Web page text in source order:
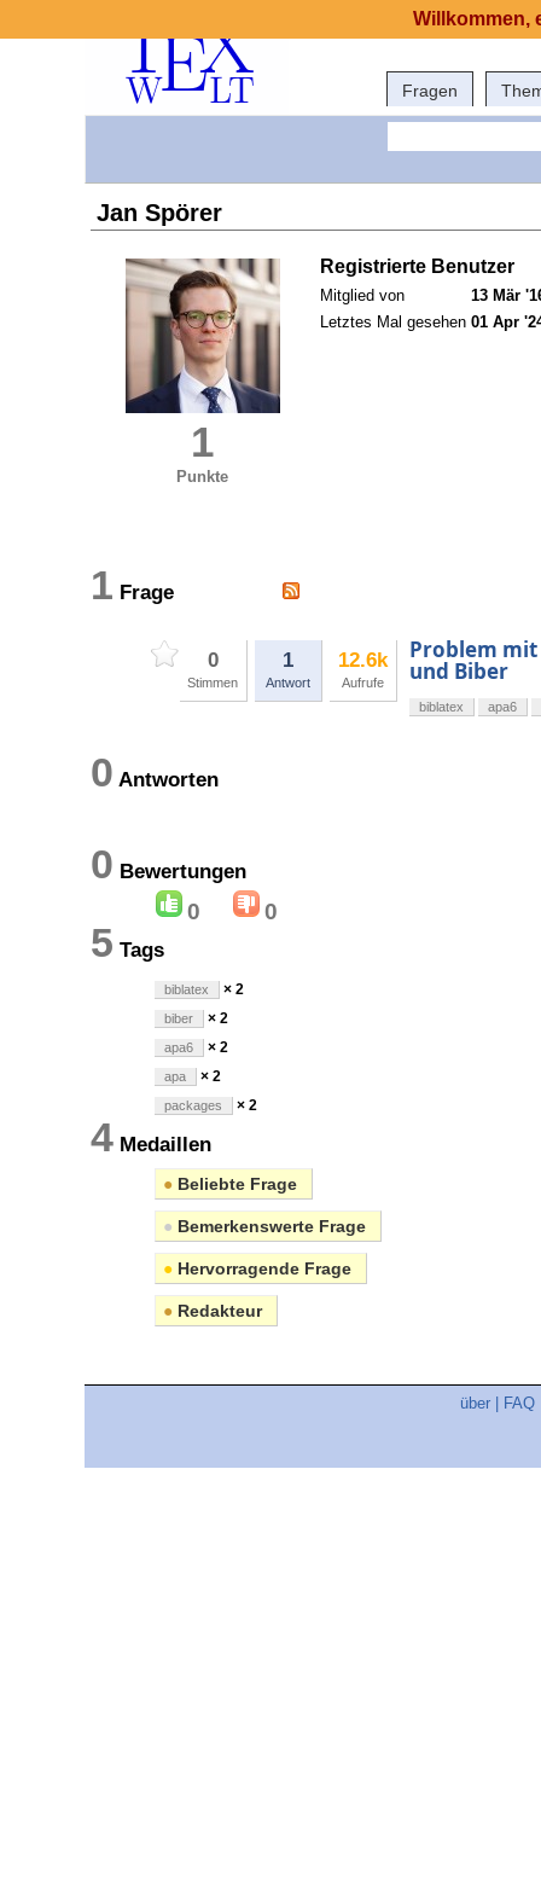
Fragen
Jan Spörer
1
Punkte
Registrierte Benutzer
Mitglied von
13 Mär
Letztes Mal gesehen 01 Apr
1 Frage
0
Stimmen
1
Antwort
12.6k
Aufrufe
Problem mit
und Biber
biblatex apa6
0 Antworten
0 Bewertungen
0 0
5 Tags
biblatex × 2
biber × 2
apa6 × 2
apa × 2
packages × 2
4 Medaillen
● Beliebte Frage
● Bemerkenswerte Frage
● Hervorragende Frage
● Redakteur
über FAQ
Willkommen,